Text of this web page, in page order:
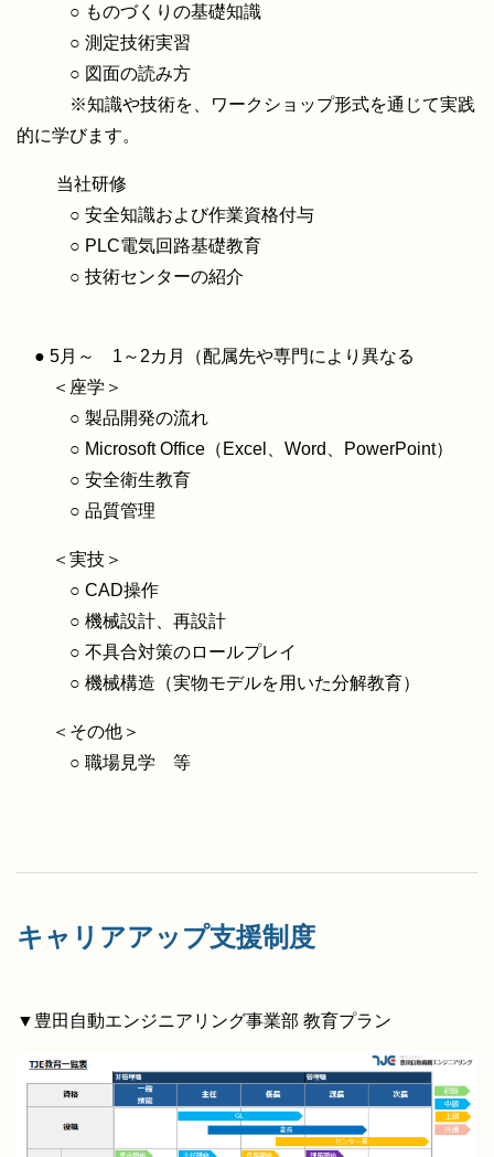
○ ものづくりの基礎知識
○ 測定技術実習
○ 図面の読み方
※知識や技術を、ワークショップ形式を通じて実践
的に学びます。
当社研修
○ 安全知識および作業資格付与
○ PLC電気回路基礎教育
○ 技術センターの紹介
● 5月～ 1～2カ月（配属先や専門により異なる
＜座学＞
○ 製品開発の流れ
○ Microsoft Office（Excel、Word、PowerPoint）
○ 安全衛生教育
○ 品質管理
＜実技＞
○ CAD操作
○ 機械設計、再設計
○ 不具合対策のロールプレイ
○ 機械構造（実物モデルを用いた分解教育）
＜その他＞
○ 職場見学 等
キャリアアップ支援制度
▼豊田自動エンジニアリング事業部 教育プラン